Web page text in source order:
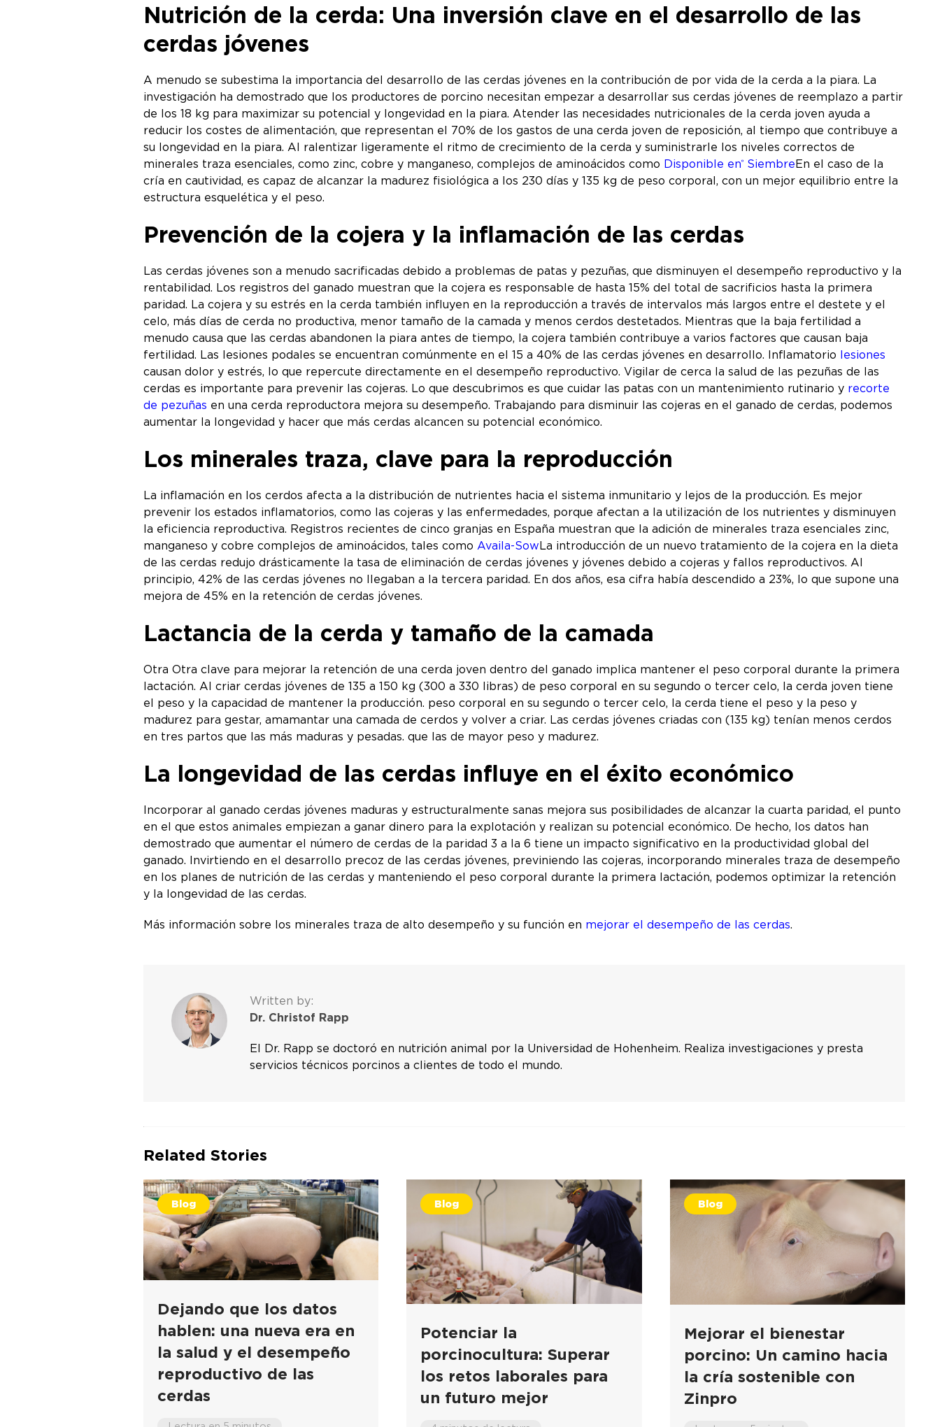
Nutrición de la cerda: Una inversión clave en el desarrollo de las
cerdas jóvenes
A menudo se subestima la importancia del desarrollo de las cerdas jóvenes en la contribución de por vida de la cerda a la piara. La
investigación ha demostrado que los productores de porcino necesitan empezar a desarrollar sus cerdas jóvenes de reemplazo a partir
de los 18 kg para maximizar su potencial y longevidad en la piara. Atender las necesidades nutricionales de la cerda joven ayuda a
reducir los costes de alimentación, que representan el 70% de los gastos de una cerda joven de reposición, al tiempo que contribuye a
su longevidad en la piara. Al ralentizar ligeramente el ritmo de crecimiento de la cerda y suministrarle los niveles correctos de
minerales traza esenciales, como zinc, cobre y manganeso, complejos de aminoácidos como Disponible en® SiembreEn el caso de la
cría en cautividad, es capaz de alcanzar la madurez fisiológica a los 230 días y 135 kg de peso corporal, con un mejor equilibrio entre la
estructura esquelética y el peso.
Prevención de la cojera y la inflamación de las cerdas
Las cerdas jóvenes son a menudo sacrificadas debido a problemas de patas y pezuñas, que disminuyen el desempeño reproductivo y la
rentabilidad. Los registros del ganado muestran que la cojera es responsable de hasta 15% del total de sacrificios hasta la primera
paridad. La cojera y su estrés en la cerda también influyen en la reproducción a través de intervalos más largos entre el destete y el
celo, más días de cerda no productiva, menor tamaño de la camada y menos cerdos destetados. Mientras que la baja fertilidad a
menudo causa que las cerdas abandonen la piara antes de tiempo, la cojera también contribuye a varios factores que causan baja
fertilidad. Las lesiones podales se encuentran comúnmente en el 15 a 40% de las cerdas jóvenes en desarrollo. Inflamatorio lesiones
causan dolor y estrés, lo que repercute directamente en el desempeño reproductivo. Vigilar de cerca la salud de las pezuñas de las
cerdas es importante para prevenir las cojeras. Lo que descubrimos es que cuidar las patas con un mantenimiento rutinario y recorte
de pezuñas en una cerda reproductora mejora su desempeño. Trabajando para disminuir las cojeras en el ganado de cerdas, podemos
aumentar la longevidad y hacer que más cerdas alcancen su potencial económico.
Los minerales traza, clave para la reproducción
La inflamación en los cerdos afecta a la distribución de nutrientes hacia el sistema inmunitario y lejos de la producción. Es mejor
prevenir los estados inflamatorios, como las cojeras y las enfermedades, porque afectan a la utilización de los nutrientes y disminuyen
la eficiencia reproductiva. Registros recientes de cinco granjas en España muestran que la adición de minerales traza esenciales zinc,
manganeso y cobre complejos de aminoácidos, tales como Availa-SowLa introducción de un nuevo tratamiento de la cojera en la dieta
de las cerdas redujo drásticamente la tasa de eliminación de cerdas jóvenes y jóvenes debido a cojeras y fallos reproductivos. Al
principio, 42% de las cerdas jóvenes no llegaban a la tercera paridad. En dos años, esa cifra había descendido a 23%, lo que supone una
mejora de 45% en la retención de cerdas jóvenes.
Lactancia de la cerda y tamaño de la camada
Otra Otra clave para mejorar la retención de una cerda joven dentro del ganado implica mantener el peso corporal durante la primera
lactación. Al criar cerdas jóvenes de 135 a 150 kg (300 a 330 libras) de peso corporal en su segundo o tercer celo, la cerda joven tiene
el peso y la capacidad de mantener la producción. peso corporal en su segundo o tercer celo, la cerda tiene el peso y la peso y
madurez para gestar, amamantar una camada de cerdos y volver a criar. Las cerdas jóvenes criadas con (135 kg) tenían menos cerdos
en tres partos que las más maduras y pesadas. que las de mayor peso y madurez.
La longevidad de las cerdas influye en el éxito económico
Incorporar al ganado cerdas jóvenes maduras y estructuralmente sanas mejora sus posibilidades de alcanzar la cuarta paridad, el punto
en el que estos animales empiezan a ganar dinero para la explotación y realizan su potencial económico. De hecho, los datos han
demostrado que aumentar el número de cerdas de la paridad 3 a la 6 tiene un impacto significativo en la productividad global del
ganado. Invirtiendo en el desarrollo precoz de las cerdas jóvenes, previniendo las cojeras, incorporando minerales traza de desempeño
en los planes de nutrición de las cerdas y manteniendo el peso corporal durante la primera lactación, podemos optimizar la retención
y la longevidad de las cerdas.
Más información sobre los minerales traza de alto desempeño y su función en mejorar el desempeño de las cerdas.
Written by:
Dr. Christof Rapp
El Dr. Rapp se doctoró en nutrición animal por la Universidad de Hohenheim. Realiza investigaciones y presta
servicios técnicos porcinos a clientes de todo el mundo.
Related Stories
Blog
Dejando que los datos
hablen: una nueva era en
la salud y el desempeño
reproductivo de las
cerdas
Blog
Potenciar la
porcinocultura: Superar
los retos laborales para
un futuro mejor
Blog
Mejorar el bienestar
porcino: Un camino hacia
la cría sostenible con
Zinpro